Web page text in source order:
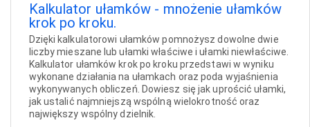
Kalkulator ułamków - mnożenie ułamków
krok po kroku.
Dzięki kalkulatorowi ułamków pomnożysz dowolne dwie
liczby mieszane lub ułamki właściwe i ułamki niewłaściwe.
Kalkulator ułamków krok po kroku przedstawi w wyniku
wykonane działania na ułamkach oraz poda wyjaśnienia
wykonywanych obliczeń. Dowiesz się jak uprościć ułamki,
jak ustalić najmniejszą wspólną wielokrotność oraz
największy wspólny dzielnik.